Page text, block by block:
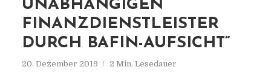
UNABHÄNGIGEN
FINANZDIENSTLEISTER
DURCH BAFIN-AUFSICHT“
20. Dezember 2019 2 Min. Lesedauer